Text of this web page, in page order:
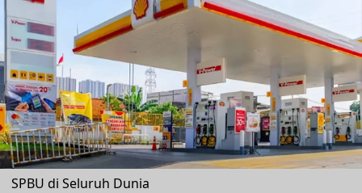
SPBU di Seluruh Dunia